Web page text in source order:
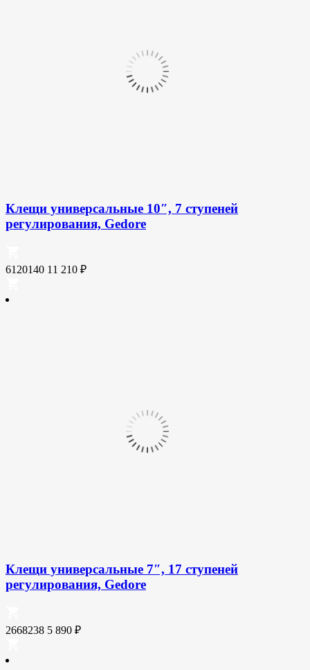
Клещи универсальные 10″, 7 ступеней
регулирования, Gedore
6120140 11 210 ₽
Клещи универсальные 7″, 17 ступеней
регулирования, Gedore
2668238 5 890 ₽